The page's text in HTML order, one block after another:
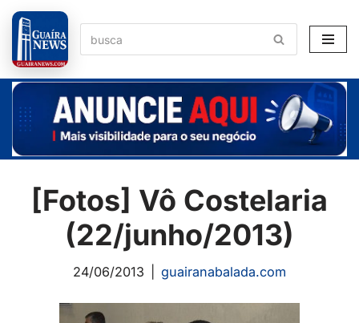
Pular
para
o
conteúdo
[Fotos] Vô Costelaria
(22/junho/2013)
24/06/2013 guairanabalada.com